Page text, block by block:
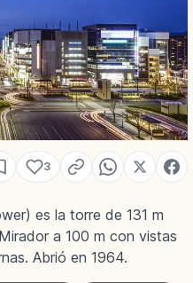
3
es la torre de 131 m
a 100 m con vistas
Abrió en 1964.